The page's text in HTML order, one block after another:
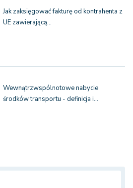
Jak zaksięgować fakturę od kontrahenta z
UE zawierającą…
Wewnątrzwspólnotowe nabycie
środków transportu - definicja i…